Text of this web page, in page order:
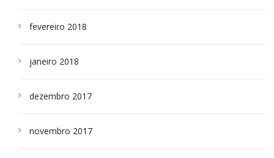
fevereiro 2018
janeiro 2018
dezembro 2017
novembro 2017